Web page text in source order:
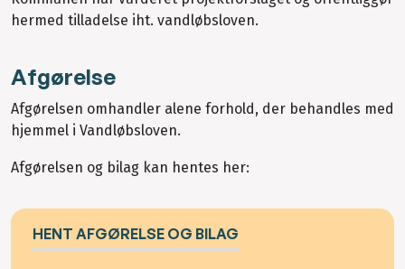
hermed tilladelse iht. vandløbsloven.
Afgørelse
Afgørelsen omhandler alene forhold, der behandles med
hjemmel i Vandløbsloven.
Afgørelsen og bilag kan hentes her:
HENT AFGØRELSE OG BILAG